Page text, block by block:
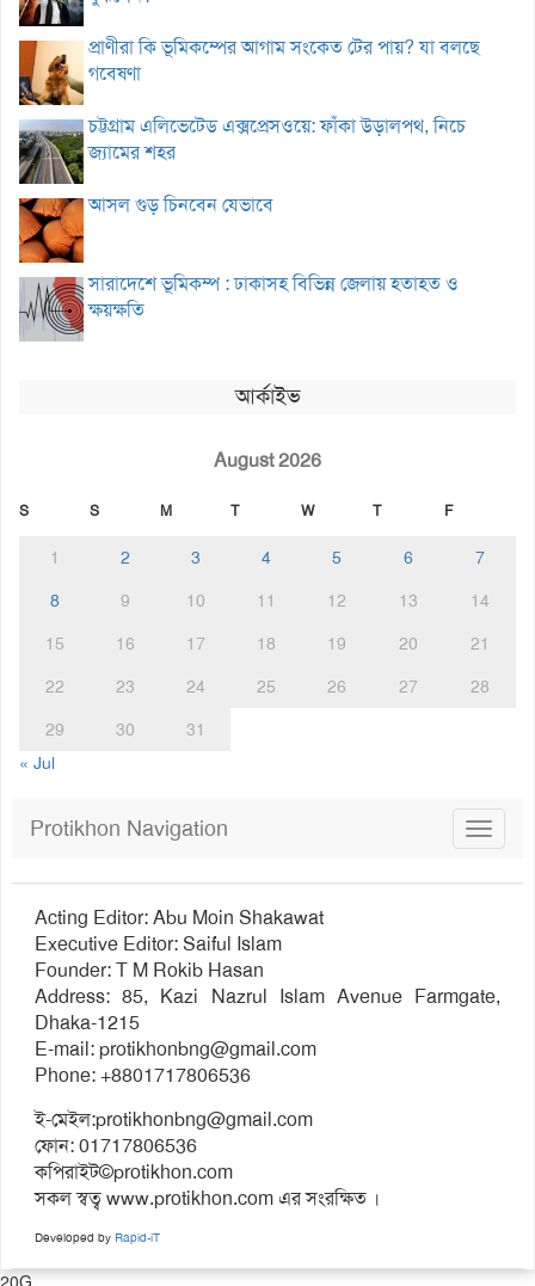
প্রাণীরা কি ভূমিকম্পের আগাম সংকেত টের পায়? যা বলছে
গবেষণা
চট্টগ্রাম এলিভেটেড এক্সপ্রেসওয়ে: ফাঁকা উড়ালপথ, নিচে
জ্যামের শহর
আসল গুড় চিনবেন যেভাবে
সারাদেশে ভূমিকম্প : ঢাকাসহ বিভিন্ন জেলায় হতাহত ও
ক্ষয়ক্ষতি
আর্কাইভ
August 2026
S S M T W T F
1 2 3 4 5 6
7
8
9 10 11 12 13
14
15
16 17 18 19 20
21
22
23 24 25 26 27
28
29
30
31
« Jul
Toggle
Protikhon Navigation
Acting Editor: Abu Moin Shakawat
Executive Editor: Saiful Islam
Founder: T M Rokib Hasan
Address: 85, Kazi Nazrul Islam Avenue Farmgate,
Dhaka-1215
E-mail:protikhonbng@gmail.com
Phone: +8801717806536
ই-মেইল:protikhonbng@gmail.com
ফোন: 01717806536
কপিরাইট©protikhon.com
সকল স্বত্ব www.protikhon.com এর সংরক্ষিত ।
Developed by Rapid-iT
20G